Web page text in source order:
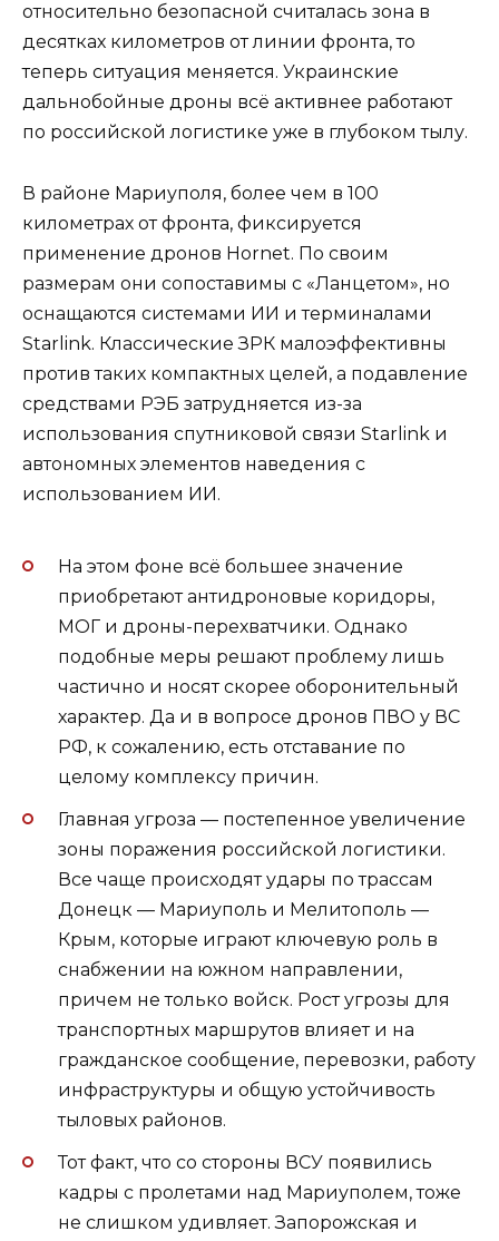
относительно безопасной считалась зона в
десятках километров от линии фронта, то
теперь ситуация меняется. Украинские
дальнобойные дроны всё активнее работают
по российской логистике уже в глубоком тылу.
В районе Мариуполя, более чем в 100
километрах от фронта, фиксируется
применение дронов Hornet. По своим
размерам они сопоставимы с «Ланцетом», но
оснащаются системами ИИ и терминалами
Starlink. Классические ЗРК малоэффективны
против таких компактных целей, а подавление
средствами РЭБ затрудняется из-за
использования спутниковой связи Starlink и
автономных элементов наведения с
использованием ИИ.
На этом фоне всё большее значение
приобретают антидроновые коридоры,
МОГ и дроны-перехватчики. Однако
подобные меры решают проблему лишь
частично и носят скорее оборонительный
характер. Да и в вопросе дронов ПВО у ВС
РФ, к сожалению, есть отставание по
целому комплексу причин.
Главная угроза — постепенное увеличение
зоны поражения российской логистики.
Все чаще происходят удары по трассам
Донецк — Мариуполь и Мелитополь —
Крым, которые играют ключевую роль в
снабжении на южном направлении,
причем не только войск. Рост угрозы для
транспортных маршрутов влияет и на
гражданское сообщение, перевозки, работу
инфраструктуры и общую устойчивость
тыловых районов.
Тот факт, что со стороны ВСУ появились
кадры с пролетами над Мариуполем, тоже
не слишком удивляет. Запорожская и